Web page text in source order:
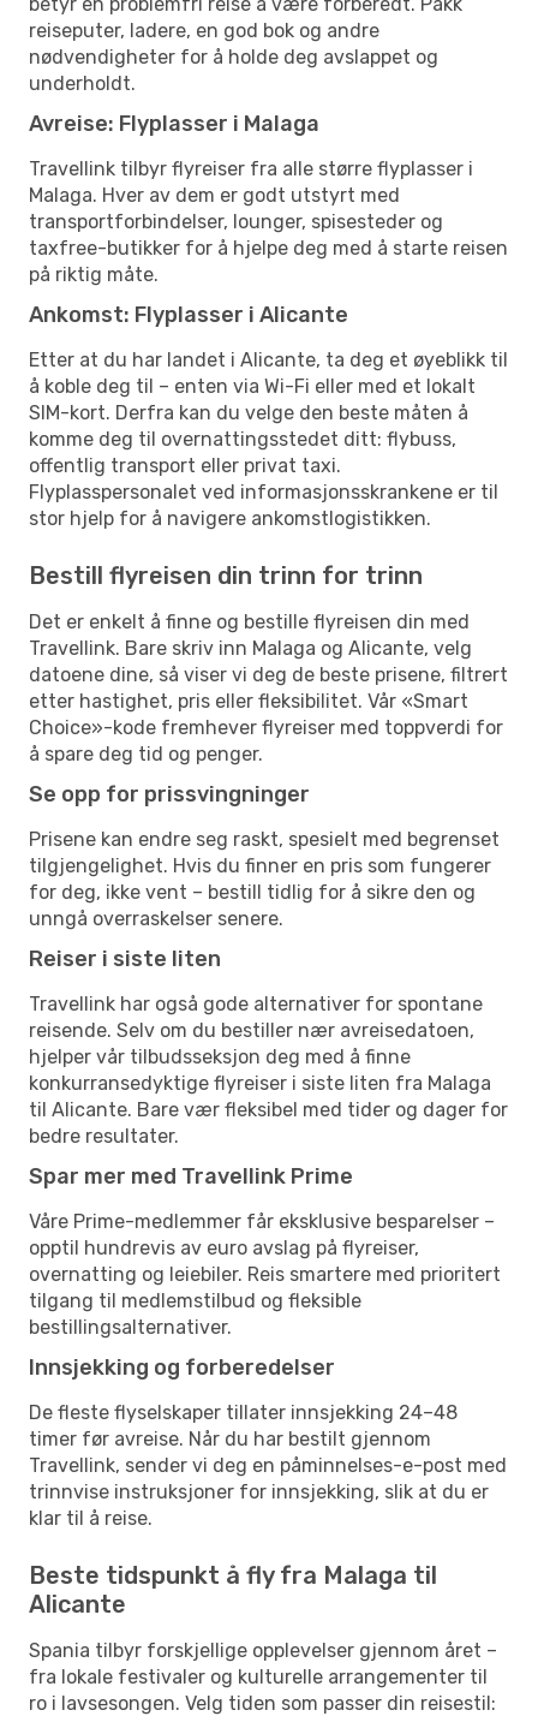
reiseputer, ladere, en god bok og andre
nødvendigheter for å holde deg avslappet og
underholdt.
Avreise: Flyplasser i Malaga
Travellink tilbyr flyreiser fra alle større flyplasser i
Malaga. Hver av dem er godt utstyrt med
transportforbindelser, lounger, spisesteder og
taxfree-butikker for å hjelpe deg med å starte reisen
på riktig måte.
Ankomst: Flyplasser i Alicante
Etter at du har landet i Alicante, ta deg et øyeblikk til
å koble deg til – enten via Wi-Fi eller med et lokalt
SIM-kort. Derfra kan du velge den beste måten å
komme deg til overnattingsstedet ditt: flybuss,
offentlig transport eller privat taxi.
Flyplasspersonalet ved informasjonsskrankene er til
stor hjelp for å navigere ankomstlogistikken.
Bestill flyreisen din trinn for trinn
Det er enkelt å finne og bestille flyreisen din med
Travellink. Bare skriv inn Malaga og Alicante, velg
datoene dine, så viser vi deg de beste prisene, filtrert
etter hastighet, pris eller fleksibilitet. Vår «Smart
Choice»-kode fremhever flyreiser med toppverdi for
å spare deg tid og penger.
Se opp for prissvingninger
Prisene kan endre seg raskt, spesielt med begrenset
tilgjengelighet. Hvis du finner en pris som fungerer
for deg, ikke vent – bestill tidlig for å sikre den og
unngå overraskelser senere.
Reiser i siste liten
Travellink har også gode alternativer for spontane
reisende. Selv om du bestiller nær avreisedatoen,
hjelper vår tilbudsseksjon deg med å finne
konkurransedyktige flyreiser i siste liten fra Malaga
til Alicante. Bare vær fleksibel med tider og dager for
bedre resultater.
Spar mer med Travellink Prime
Våre Prime-medlemmer får eksklusive besparelser –
opptil hundrevis av euro avslag på flyreiser,
overnatting og leiebiler. Reis smartere med prioritert
tilgang til medlemstilbud og fleksible
bestillingsalternativer.
Innsjekking og forberedelser
De fleste flyselskaper tillater innsjekking 24–48
timer før avreise. Når du har bestilt gjennom
Travellink, sender vi deg en påminnelses-e-post med
trinnvise instruksjoner for innsjekking, slik at du er
klar til å reise.
Beste tidspunkt å fly fra Malaga til
Alicante
Spania tilbyr forskjellige opplevelser gjennom året –
fra lokale festivaler og kulturelle arrangementer til
ro i lavsesongen. Velg tiden som passer din reisestil: